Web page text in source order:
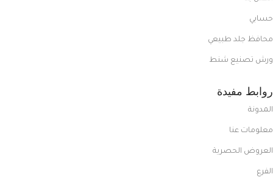
حسابي
محافظ جلد طبيعي
ورش تصنيع شنط
روابط مفيدة
المدونة
معلومات عنا
العروض الحصرية
الفرع